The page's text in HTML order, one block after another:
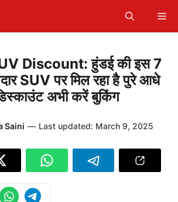
Discount: हुंडई की इस 7
SUV पर मिल रहा है पुरे आधे
अभी करें बुकिंग
Saini — Last updated: March 9, 2025